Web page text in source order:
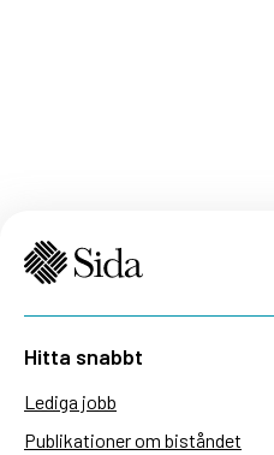
Hitta snabbt
Lediga jobb
Publikationer om biståndet